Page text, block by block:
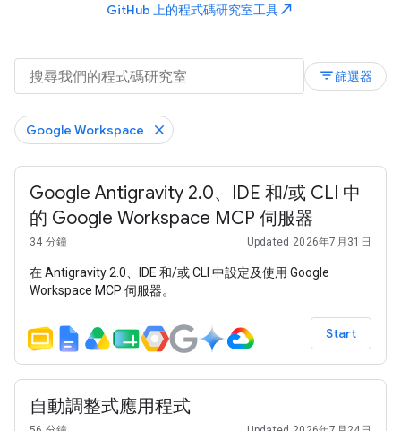
GitHub 上的程式碼研究室工具north_east
filter_list篩選器
Google Workspace
Google Antigravity 2.0、IDE 和/或 CLI 中
的 Google Workspace MCP 伺服器
34 分鐘 Updated 2026年7月31日
在 Antigravity 2.0、IDE 和/或 CLI 中設定及使用 Google
Workspace MCP 伺服器。
Start
自動調整式應用程式